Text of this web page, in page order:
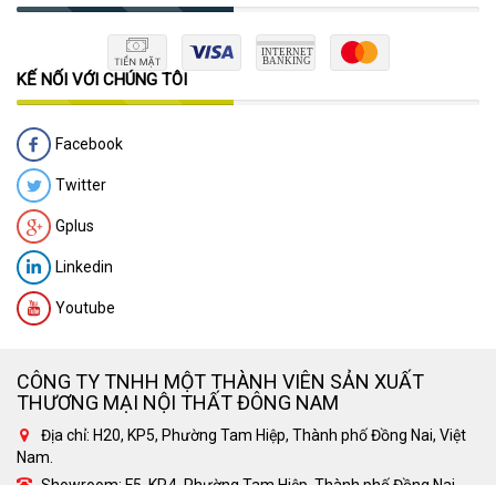
KẾ NỐI VỚI CHÚNG TÔI
Facebook
Twitter
Gplus
Linkedin
Youtube
CÔNG TY TNHH MỘT THÀNH VIÊN SẢN XUẤT
THƯƠNG MẠI NỘI THẤT ĐÔNG NAM
Địa chỉ: H20, KP5, Phường Tam Hiệp, Thành phố Đồng Nai, Việt
Nam.